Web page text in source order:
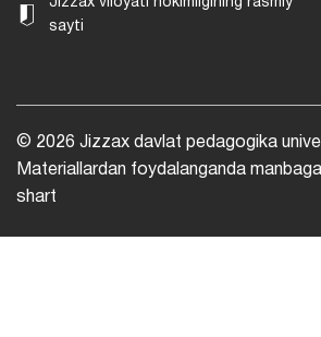
sayti
© 2026 Jizzax davlat pedagogika
Materiallardan foydalanganda
shart